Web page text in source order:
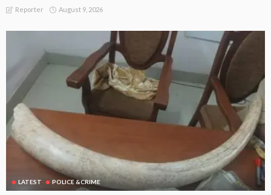
Reporter August 9, 2026
LATEST POLICE &CRIME